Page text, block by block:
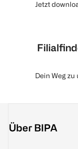
Jetzt
Dein Weg zu
Über BIPA